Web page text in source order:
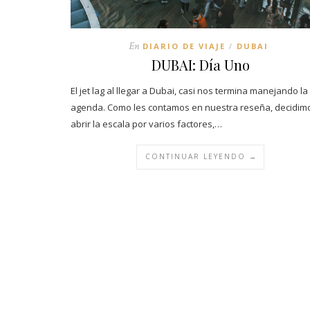
En DIARIO DE VIAJE / DUBAI
DUBAI: Día Uno
El jet lag al llegar a Dubai, casi nos termina manejando la
agenda. Como les contamos en nuestra reseña,
abrir la escala por varios factores,…
CONTINUAR LEYENDO →